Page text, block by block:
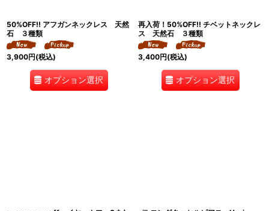
50%OFF!! アフガンネックレス 天然
石 ３種類
3,900円(税込)
オプション選択
再入荷！50%OFF!! チベットネックレ
ス 天然石 ３種類
3,400円(税込)
オプション選択